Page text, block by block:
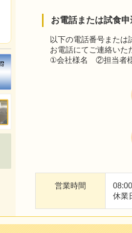
お電話または試食
以下の電話番号または
お電話にてご連絡いた
①会社様名 ②担当者
営業時間
休業